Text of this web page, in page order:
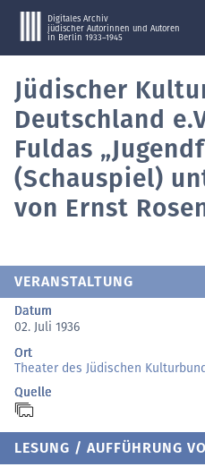
Digitales Archiv
jüdischer Autorinnen und Autoren
in Berlin 1933–1945
Jüdischer
Deutschland
Fuldas
(Schauspiel)
von Ernst
VERANSTALTUNG
Datum
02. Juli 1936
Ort
Theater des Jüdischen
Quelle
LESUNG / AUFFÜHRUNG